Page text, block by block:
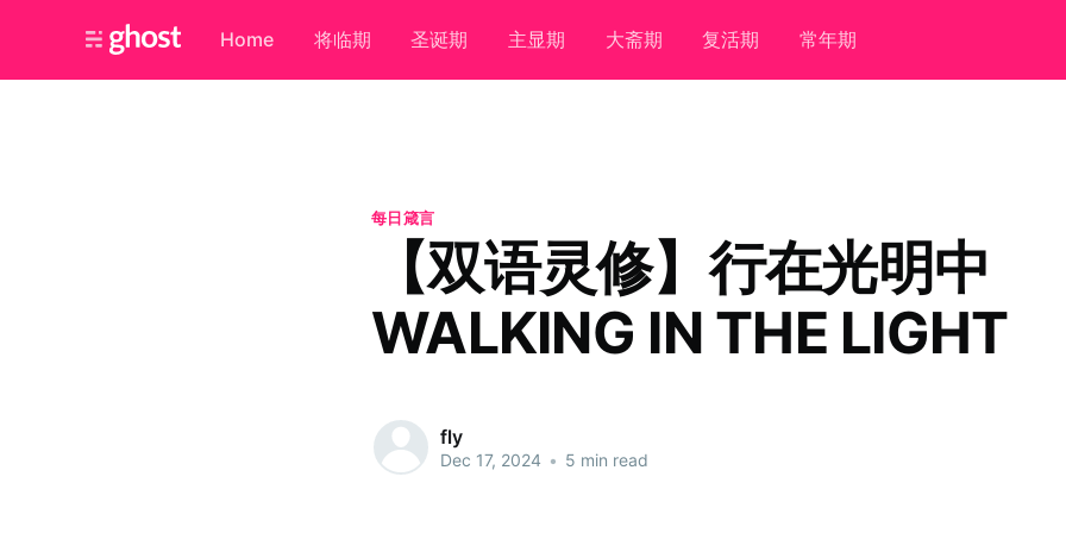
Home 将临期 圣诞期 主显期 大斋期 复活期 常年期
每日箴言
【双语灵修】行在光明中
WALKING IN THE LIGHT
fly
Dec 17, 2024 • 5 min read